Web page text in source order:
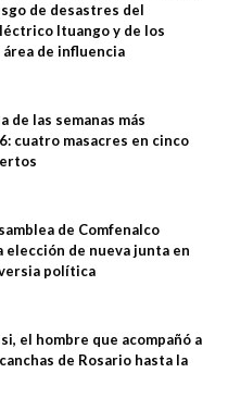
de desastres del
Ituango y de los
de influencia
de las semanas más
cuatro masacres en cinco
de Comfenalco
de nueva junta en
política
el hombre que acompañó a
de Rosario hasta la